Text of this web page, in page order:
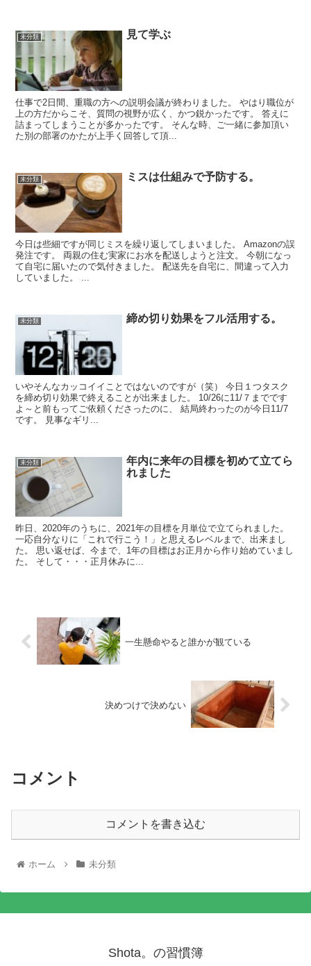
未分類 見て学ぶ
仕事で2日間、重職の方への説明会議が終わりました。 やはり職位が
上の方だからこそ、質問の視野が広く、かつ鋭かったです。 答えに
詰まってしまうことが多かったです。 そんな時、ご一緒に参加頂い
た別の部署のかたが上手く回答して頂...
未分類 ミスは仕組みで予防する。
今日は些細ですが同じミスを繰り返してしまいました。 Amazonの誤
発注です。 両親の住む実家にお水を配送しようと注文。 今朝になっ
て自宅に届いたので気付きました。 配送先を自宅に、間違って入力
していました。 ...
未分類 締め切り効果をフル活用する。
いやそんなカッコイイことではないのですが（笑） 今日１つタスク
を締め切り効果で終えることが出来ました。 10/26に11/７までです
よ～と前もってご依頼くださったのに、 結局終わったのが今日11/7
です。 見事なギリ...
未分類
年内に来年の目標を初めて立てら
れました
昨日、2020年のうちに、2021年の目標を月単位で立てられました。
一応自分なりに「これで行こう！」と思えるレベルまで、出来まし
た。 思い返せば、今まで、1年の目標はお正月から作り始めていまし
た。 そして・・・正月休みに...
一生懸命やると誰かが観ている
決めつけで決めない
コメント
コメントを書き込む
ホーム 未分類
Shota。の習慣簿